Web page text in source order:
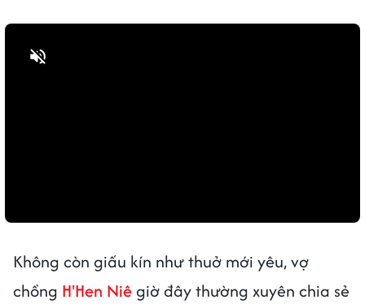
Không còn giấu kín như thuở mới yêu, vợ
chồng H'Hen Niêgiờ đây thường xuyên chia sẻ